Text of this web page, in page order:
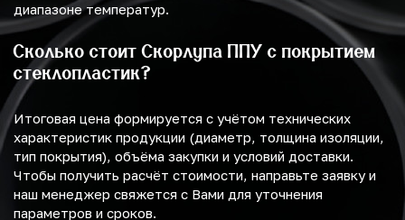
диапазоне температур.
Сколько стоит Скорлупа ППУ с покрытием
стеклопластик?
Итоговая цена формируется с учётом технических
характеристик продукции (диаметр, толщина изоляции,
тип покрытия), объёма закупки и условий доставки.
Чтобы получить расчёт стоимости, направьте заявку и
наш менеджер свяжется с Вами для уточнения
параметров и сроков.